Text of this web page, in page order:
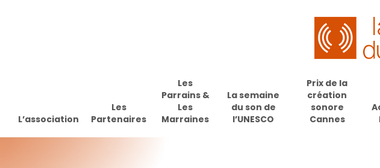
L’association
Les
Partenaires
Les
Parrains &
Les
Marraines
La semaine
du son de
l’UNESCO
Prix de la
création
sonore
Cannes